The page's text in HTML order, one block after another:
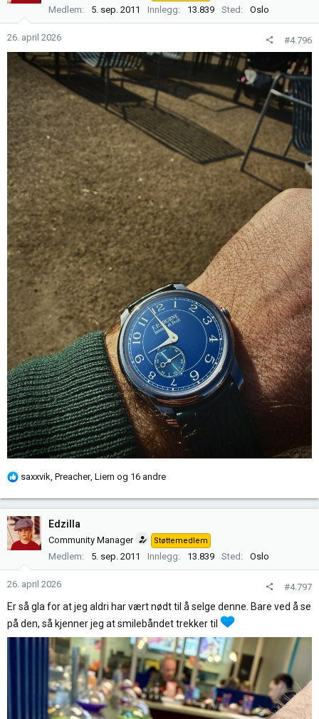
e
r
Medlem 5. sep. 2011 Innlegg 13.839 Sted Oslo
26. april 2026 #4.796
R
k
s
e
r
saxxvik, Preacher, Liern og 16 andre
Edzilla
Community Manager Støttemedlem
Medlem 5. sep. 2011 Innlegg 13.839 Sted Oslo
26. april 2026 #4.797
Er så gla for at jeg aldri har vært nødt til å selge denne. Bare ved å se
på den, så kjenner jeg at smilebåndet trekker til